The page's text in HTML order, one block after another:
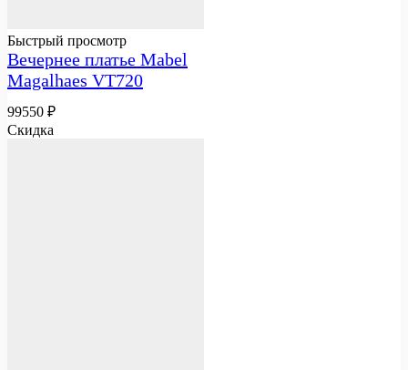
Быстрый просмотр
Вечернее платье Mabel
Magalhaes VT720
99550 ₽
Скидка